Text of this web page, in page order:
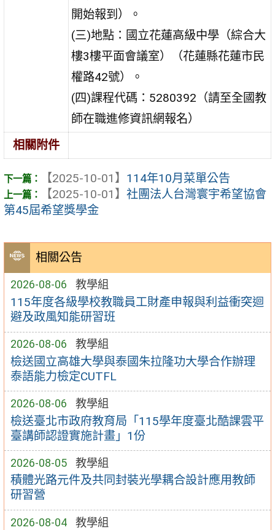
相關公告
2026-08-06 教學組
115年度各級學校教職員工財產申報與利益衝突迴
避及政風知能研習班
2026-08-06 教學組
檢送國立高雄大學與泰國朱拉隆功大學合作辦理
泰語能力檢定CUTFL
2026-08-06 教學組
檢送臺北市政府教育局「115學年度臺北酷課雲平
臺講師認證實施計畫」1份
2026-08-05 教學組
積體光路元件及共同封裝光學耦合設計應用教師
研習營
2026-08-04 教學組
開始報到）。
(三)地點：國立花蓮高級中學（綜合大
樓3樓平面會議室）（花蓮縣花蓮市民
權路42號）。
(四)課程代碼：5280392（請至全國教
師在職進修資訊網報名）
相關附件
【2025-10-01】 114年10月菜單公告
【2025-10-01】 社團法人台灣寰宇希望協會
第45屆希望獎學金